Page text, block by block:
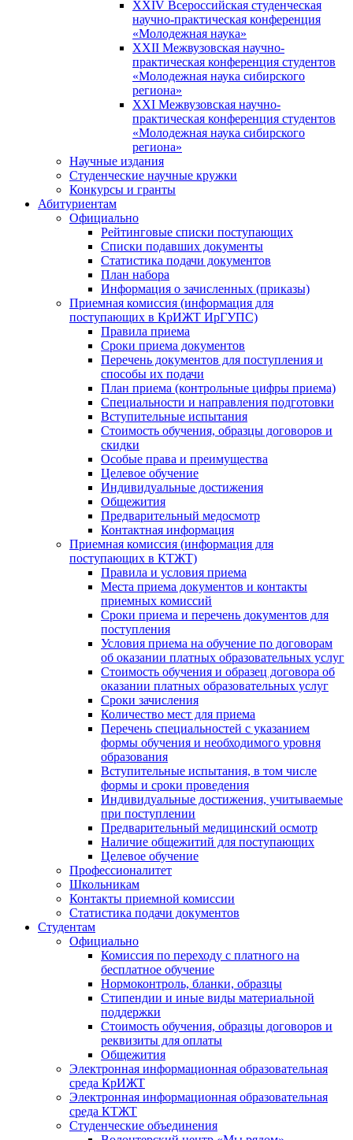
XXIV Всероссийская студенческая
научно-практическая конференция
«Молодежная наука»
XXII Межвузовская научно-
практическая конференция студентов
«Молодежная наука сибирского
региона»
XXI Межвузовская научно-
практическая конференция студентов
«Молодежная наука сибирского
региона»
Научные издания
Студенческие научные кружки
Конкурсы и гранты
Абитуриентам
Официально
Рейтинговые списки поступающих
Списки подавших документы
Статистика подачи документов
План набора
Информация о зачисленных (приказы)
Приемная комиссия (информация для
поступающих в КрИЖТ ИрГУПС)
Правила приема
Сроки приема документов
Перечень документов для поступления и
способы их подачи
План приема (контрольные цифры приема)
Специальности и направления подготовки
Вступительные испытания
Стоимость обучения, образцы договоров и
скидки
Особые права и преимущества
Целевое обучение
Индивидуальные достижения
Общежития
Предварительный медосмотр
Контактная информация
Приемная комиссия (информация для
поступающих в КТЖТ)
Правила и условия приема
Места приема документов и контакты
приемных комиссий
Сроки приема и перечень документов для
поступления
Условия приема на обучение по договорам
об оказании платных образовательных услуг
Стоимость обучения и образец договора об
оказании платных образовательных услуг
Сроки зачисления
Количество мест для приема
Перечень специальностей с указанием
формы обучения и необходимого уровня
образования
Вступительные испытания, в том числе
формы и сроки проведения
Индивидуальные достижения, учитываемые
при поступлении
Предварительный медицинский осмотр
Наличие общежитий для поступающих
Целевое обучение
Профессионалитет
Школьникам
Контакты приемной комиссии
Статистика подачи документов
Студентам
Официально
Комиссия по переходу с платного на
бесплатное обучение
Нормоконтроль, бланки, образцы
Стипендии и иные виды материальной
поддержки
Стоимость обучения, образцы договоров и
реквизиты для оплаты
Общежития
Электронная информационная образовательная
среда КрИЖТ
Электронная информационная образовательная
среда КТЖТ
Студенческие объединения